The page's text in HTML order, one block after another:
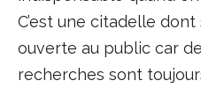
C’est une citadelle
ouverte au public car
recherches sont